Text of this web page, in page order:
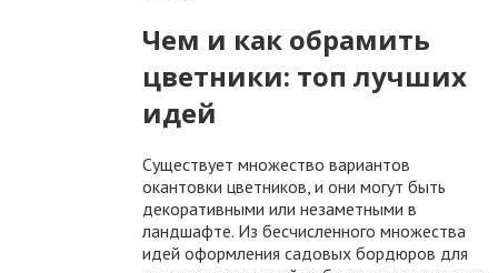
Чем и как обрамить
цветники: топ лучших
идей
Существует множество вариантов
окантовки цветников, и они могут быть
декоративными или незаметными в
ландшафте. Из бесчисленного множества
идей оформления садовых бордюров для